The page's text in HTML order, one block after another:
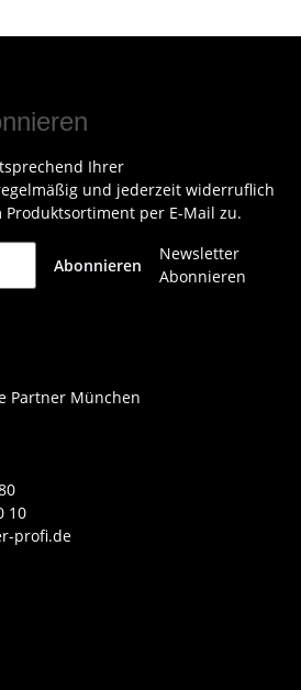
Ihrer
und jederzeit widerruflich
per E-Mail zu.
Abonnieren
Newsletter
Abonnieren
Partner München
10
profi.de